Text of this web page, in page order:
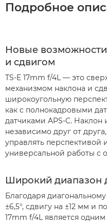
Подробное
Новые
и сдвигом
TS-E 17mm f/4L — это
механизмом наклона и
широкоугольную
как с полнокадровыми
датчиками APS-C. Наклон
независимо друг от
управлять перспективой
универсальной работы с
Широкий диапазон
Благодаря диагональному
±6,5°, сдвигу на ±12 мм и
17mm f/4L является